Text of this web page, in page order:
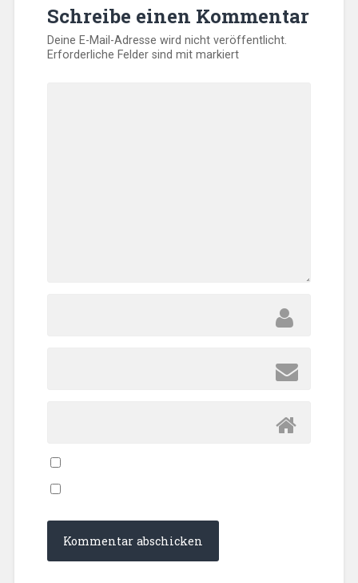
Schreibe einen Kommentar
Deine E-Mail-Adresse wird nicht veröffentlicht.
Erforderliche Felder sind mitmarkiert